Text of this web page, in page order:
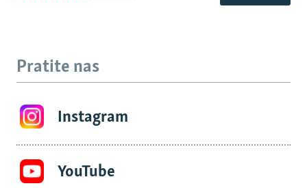
Pratite nas
Instagram
YouTube